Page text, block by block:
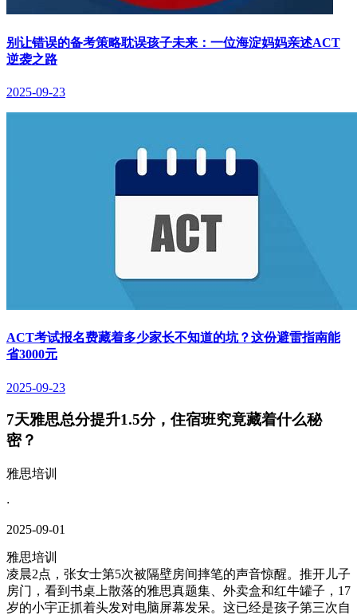
别让错误的备考策略耽误孩子未来：一位海淀妈妈亲述ACT
逆袭之路
2025-09-23
ACT考试报名费藏着多少家长不知道的坑？这份避雷指南能
省3000元
2025-09-23
7天雅思总分提升1.5分，住宿班究竟藏着什么秘
密？
雅思培训
·
2025-09-01
雅思培训
凌晨2点，张女士第5次被隔壁房间摔笔的声音惊醒。推开儿子
房门，看到书桌上散落的雅思真题集、外卖盒和红牛罐子，17
岁的小宇正抓着头发对电脑屏幕发呆。这已经是孩子第三次自